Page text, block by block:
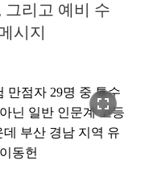
그리고 예비 수
시지
fullscreen